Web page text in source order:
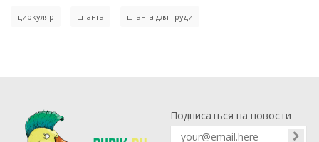
циркуляр штанга штанга для груди
Подписаться на новости